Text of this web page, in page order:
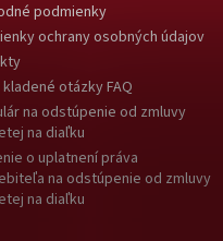
podmienky
ochrany osobných údajov
otázky FAQ
na odstúpenie od zmluvy
na diaľku
o uplatnení práva
na odstúpenie od zmluvy
na diaľku